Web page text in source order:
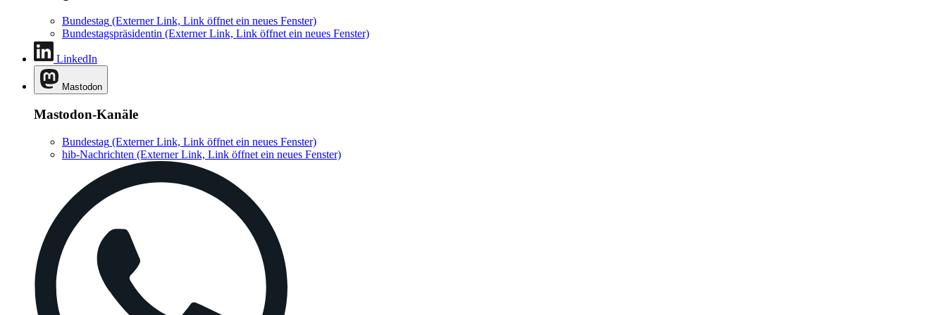
Bundestag (Externer Link, Link öffnet ein neues Fenster)
Bundestagspräsidentin (Externer Link, Link öffnet ein neues Fenster)
LinkedIn
Mastodon
Mastodon-Kanäle
Bundestag (Externer Link, Link öffnet ein neues Fenster)
hib-Nachrichten (Externer Link, Link öffnet ein neues Fenster)